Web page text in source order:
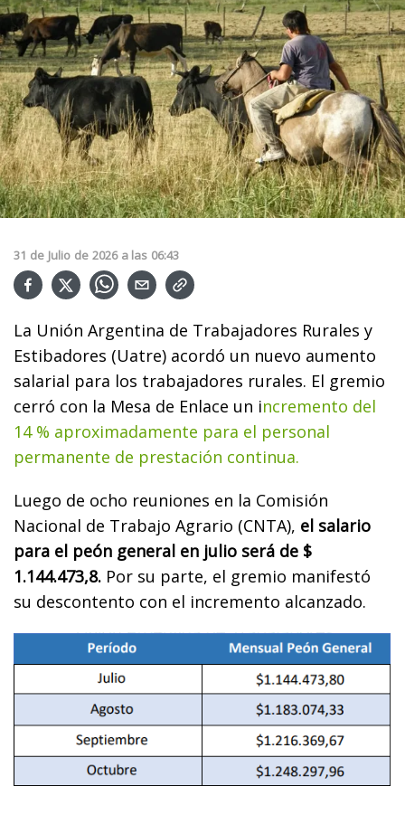
31 de Julio de 2026 a las 06:43
La Unión Argentina de Trabajadores Rurales y
Estibadores (Uatre) acordó un nuevo aumento
salarial para los trabajadores rurales. El gremio
cerró con la Mesa de Enlace un incremento del
14 % aproximadamente para el personal
permanente de prestación continua.
Luego de ocho reuniones en la Comisión
Nacional de Trabajo Agrario (CNTA), el salario
para el peón general en julio será de $
1.144.473,8. Por su parte, el gremio manifestó
su descontento con el incremento alcanzado.